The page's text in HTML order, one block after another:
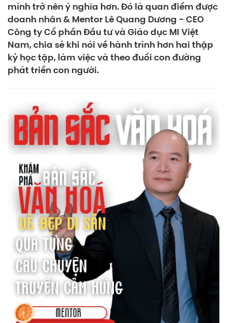
mình trở nên ý nghĩa hơn. Đó là quan điểm được
doanh nhân & Mentor Lê Quang Dương - CEO
Công ty Cổ phần Đầu tư và Giáo dục MI Việt
Nam, chia sẻ khi nói về hành trình hơn hai thập
kỷ học tập, làm việc và theo đuổi con đường
phát triển con người.